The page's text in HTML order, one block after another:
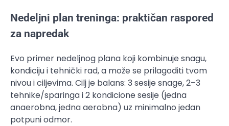
Nedeljni plan treninga: praktičan raspored
za napredak
Evo primer nedeljnog plana koji kombinuje snagu,
kondiciju i tehnički rad, a može se prilagoditi tvom
nivou i ciljevima. Cilj je balans: 3 sesije snage, 2–3
tehnike/sparinga i 2 kondicione sesije (jedna
anaerobna, jedna aerobna) uz minimalno jedan
potpuni odmor.